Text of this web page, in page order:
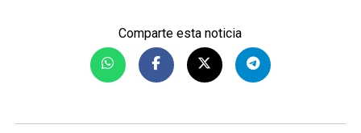
Comparte esta noticia